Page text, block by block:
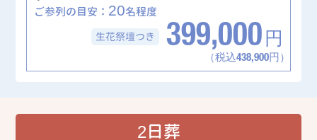
ご参列の目安： 20名程度
生花祭壇つき 399,000 円
（税込438,900円）
2日葬